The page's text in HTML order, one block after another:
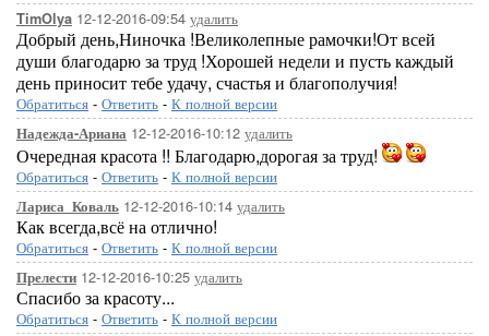
TimOlya 12-12-2016-09:54 удалить
Добрый день,Ниночка !Великолепные рамочки!От всей
души благодарю за труд !Хорошей недели и пусть каждый
день приносит тебе удачу, счастья и благополучия!
Обратиться - Ответить - К полной версии
Надежда-Ариана 12-12-2016-10:12 удалить
Очередная красота !! Благодарю,дорогая за труд!
Обратиться - Ответить - К полной версии
Лариса_Коваль 12-12-2016-10:14 удалить
Как всегда,всё на отлично!
Обратиться - Ответить - К полной версии
Прелести 12-12-2016-10:25 удалить
Спасибо за красоту...
Обратиться - Ответить - К полной версии